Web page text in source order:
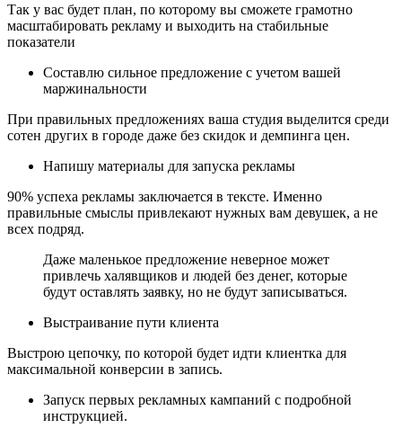
Так у вас будет план, по которому вы сможете грамотно
масштабировать рекламу и выходить на стабильные
показатели
Составлю сильное предложение с учетом вашей
маржинальности
При правильных предложениях ваша студия выделится среди
сотен других в городе даже без скидок и демпинга цен.
Напишу материалы для запуска рекламы
90% успеха рекламы заключается в тексте. Именно
правильные смыслы привлекают нужных вам девушек, а не
всех подряд.
Даже маленькое предложение неверное может
привлечь халявщиков и людей без денег, которые
будут оставлять заявку, но не будут записываться.
Выстраивание пути клиента
Выстрою цепочку, по которой будет идти клиентка для
максимальной конверсии в запись.
Запуск первых рекламных кампаний с подробной
инструкцией.